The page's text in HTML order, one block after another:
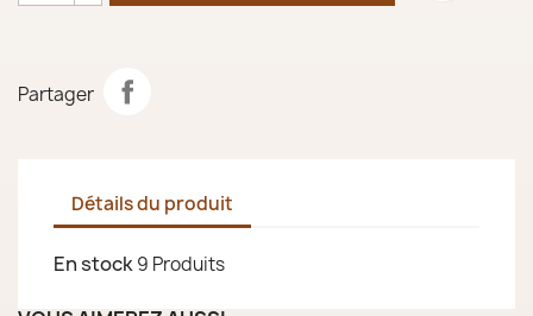
Partager
Détails du produit
En stock9 Produits